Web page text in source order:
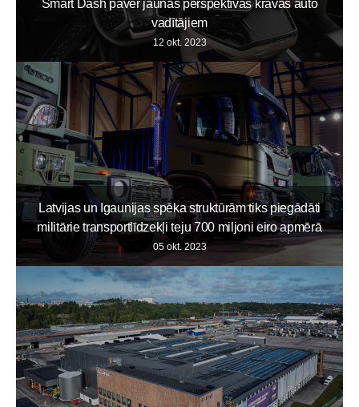
Smart Dash paver jaunas perspektīvas kravas auto
vadītājiem
12 okt. 2023
Latvijas un Igaunijas spēka struktūrām tiks piegādāti
militārie transportlīdzekļi teju 700 miljoni eiro apmērā
05 okt. 2023